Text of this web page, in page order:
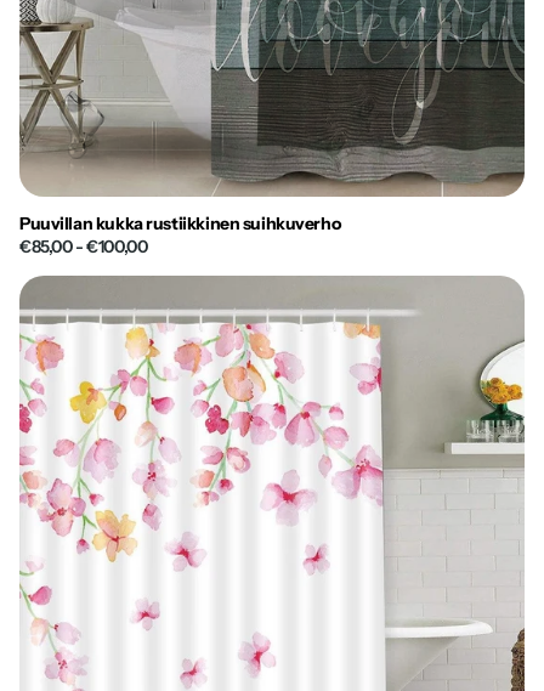
Puuvillan kukka rustiikkinen suihkuverho
€85,00- €100,00